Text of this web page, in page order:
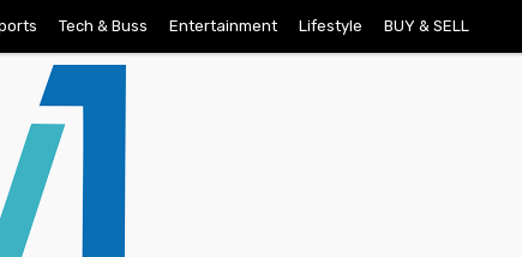
Tech & Buss Entertainment Lifestyle BUY & SELL